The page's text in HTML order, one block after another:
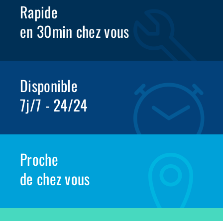
Rapide
en 30min chez vous
Disponible
7j/7 - 24/24
Proche
de chez vous